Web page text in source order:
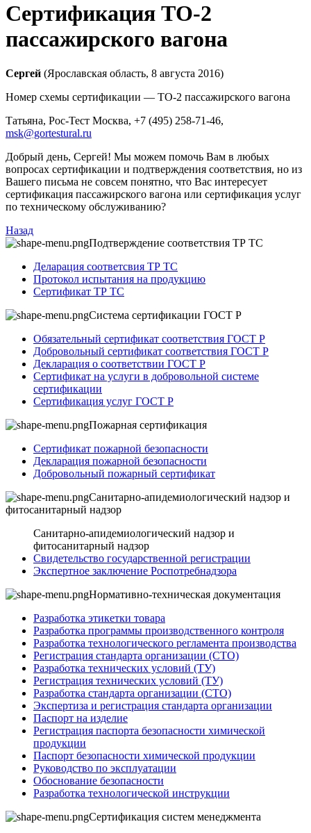
Сертификация ТО-2
пассажирского вагона
Сергей (Ярославская область, 8 августа 2016)
Номер схемы сертификации — ТО-2 пассажирского вагона
Татьяна, Рос-Тест Москва, +7 (495) 258-71-46,
msk@gortestural.ru
Добрый день, Сергей! Мы можем помочь Вам в любых
вопросах сертификации и подтверждения соответствия, но из
Вашего письма не совсем понятно, что Вас интересует
сертификация пассажирского вагона или сертификация услуг
по техническому обслуживанию?
Назад
Подтверждение соответствия ТР ТС
Деларация соответсвия ТР ТС
Протокол испытания на продукцию
Сертификат ТР ТС
Система сертификации ГОСТ Р
Обязательный сертификат соответствия ГОСТ Р
Добровольный сертификат соответствия ГОСТ Р
Декларация о соответствии ГОСТ Р
Сертификат на услуги в добровольной системе
сертификации
Сертификация услуг ГОСТ Р
Пожарная сертификация
Сертификат пожарной безопасности
Декларация пожарной безопасности
Добровольный пожарный сертификат
Санитарно-апидемиологический надзор и
фитосанитарный надзор
Санитарно-апидемиологический надзор и
фитосанитарный надзор
Свидетельство государственной регистрации
Экспертное заключение Роспотребнадзора
Нормативно-техническая документация
Разработка этикетки товара
Разработка программы производственного контроля
Разработка технологического регламента производства
Регистрация стандарта организации (СТО)
Разработка технических условий (ТУ)
Регистрация технических условий (ТУ)
Разработка стандарта организации (СТО)
Экспертиза и регистрация стандарта организации
Паспорт на изделие
Регистрация паспорта безопасности химической
продукции
Паспорт безопасности химической продукции
Руководство по эксплуатации
Обоснование безопасности
Разработка технологической инструкции
Сертификация систем менеджмента